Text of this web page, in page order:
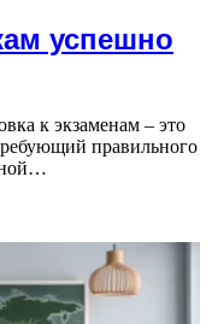
успешно
к экзаменам – это
правильного